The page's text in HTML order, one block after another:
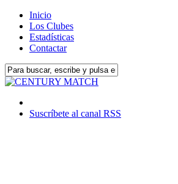
Inicio
Los Clubes
Estadísticas
Contactar
Suscríbete al canal RSS